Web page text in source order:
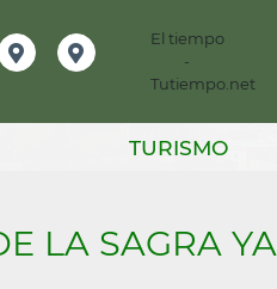
El tiempo
-
Tutiempo.net
TURISMO
LA SAGRA YA